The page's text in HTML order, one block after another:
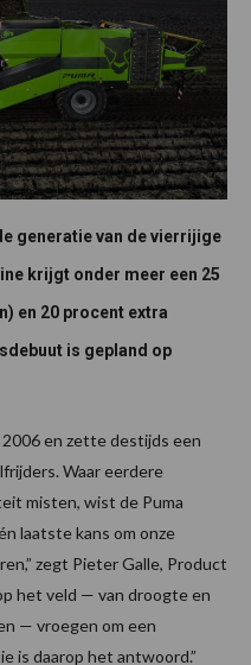
generatie van de vierrijige
krijgt onder meer een 25
en 20 procent extra
is gepland op
en zette destijds een
Waar eerdere
misten, wist de Puma
laatste kans om onze
zegt Pieter Galle, Product
het veld — van droogte en
— vroegen om een
is daarop het antwoord.”